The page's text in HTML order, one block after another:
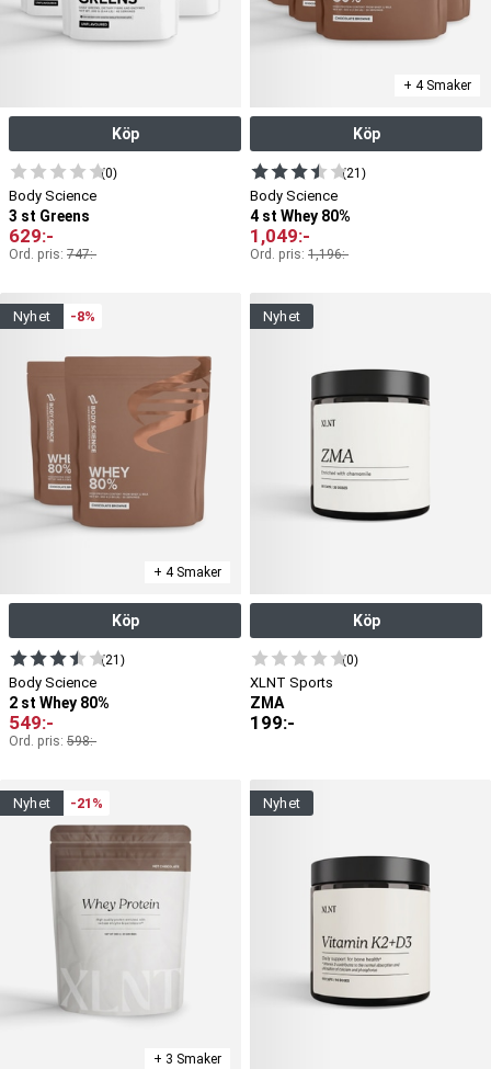
Köp
(0)
Body Science
3 st Greens
629:-
Ord. pris: 747:-
+ 4 Smaker
Köp
(21)
Body Science
4 st Whey 80%
1,049:-
Ord. pris: 1,196:-
nyhet -8%
+ 4 Smaker
Köp
(21)
Body Science
2 st Whey 80%
549:-
Ord. pris: 598:-
nyhet
Köp
(0)
XLNT Sports
ZMA
199:-
nyhet -21%
+ 3 Smaker
nyhet